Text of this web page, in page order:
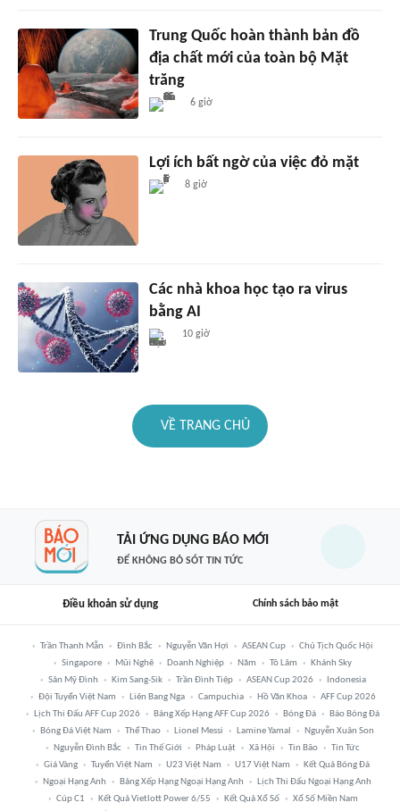
Trung Quốc hoàn thành bản đồ
địa chất mới của toàn bộ Mặt
trăng
6 giờ
Lợi ích bất ngờ của việc đỏ mặt
8 giờ
Các nhà khoa học tạo ra virus
bằng AI
10 giờ
VỀ TRANG CHỦ
TẢI ỨNG DỤNG BÁO MỚI
ĐỂ KHÔNG BỎ SÓT TIN TỨC
Điều khoản sử dụng Chính sách bảo mật
Trần Thanh Mẫn Đình Bắc Nguyễn Văn Hợi ASEAN Cup
Chủ Tịch Quốc Hội
Singapore
Mũi Nghê Doanh Nghiệp Năm Tô Lâm
Khánh Sky
Sân Mỹ Đình
Kim Sang-Sik Trần Đình Tiệp ASEAN Cup 2026
Indonesia
Đội Tuyển Việt Nam
Liên Bang Nga Campuchia Hồ Văn Khoa
AFF Cup 2026
Lịch Thi Đấu AFF Cup 2026
Bảng Xếp Hạng AFF Cup 2026 Bóng Đá
Báo Bóng Đá
Bóng Đá Việt Nam
Thể Thao Lionel Messi Lamine Yamal
Nguyễn Xuân Son
Nguyễn Đình Bắc
Tin Thế Giới Pháp Luật Xã Hội Tin Bão
Tin Tức
Giá Vàng
Tuyển Việt Nam U23 Việt Nam U17 Việt Nam
Kết Quả Bóng Đá
Ngoại Hạng Anh
Bảng Xếp Hạng Ngoại Hạng Anh
Lịch Thi Đấu Ngoại Hạng Anh
Cúp C1
Kết Quả Vietlott Power 6/55 Kết Quả Xổ Số
Xổ Số Miền Nam